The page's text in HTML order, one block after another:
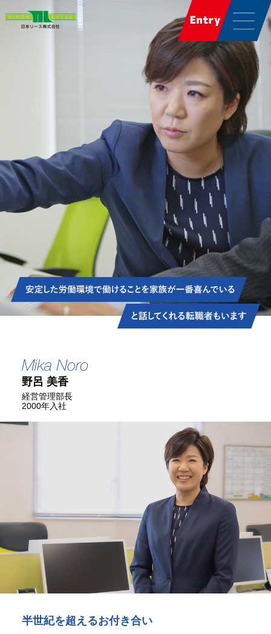
野呂 美香
経営管理部長
2000年入社
半世紀を超えるお付き合い